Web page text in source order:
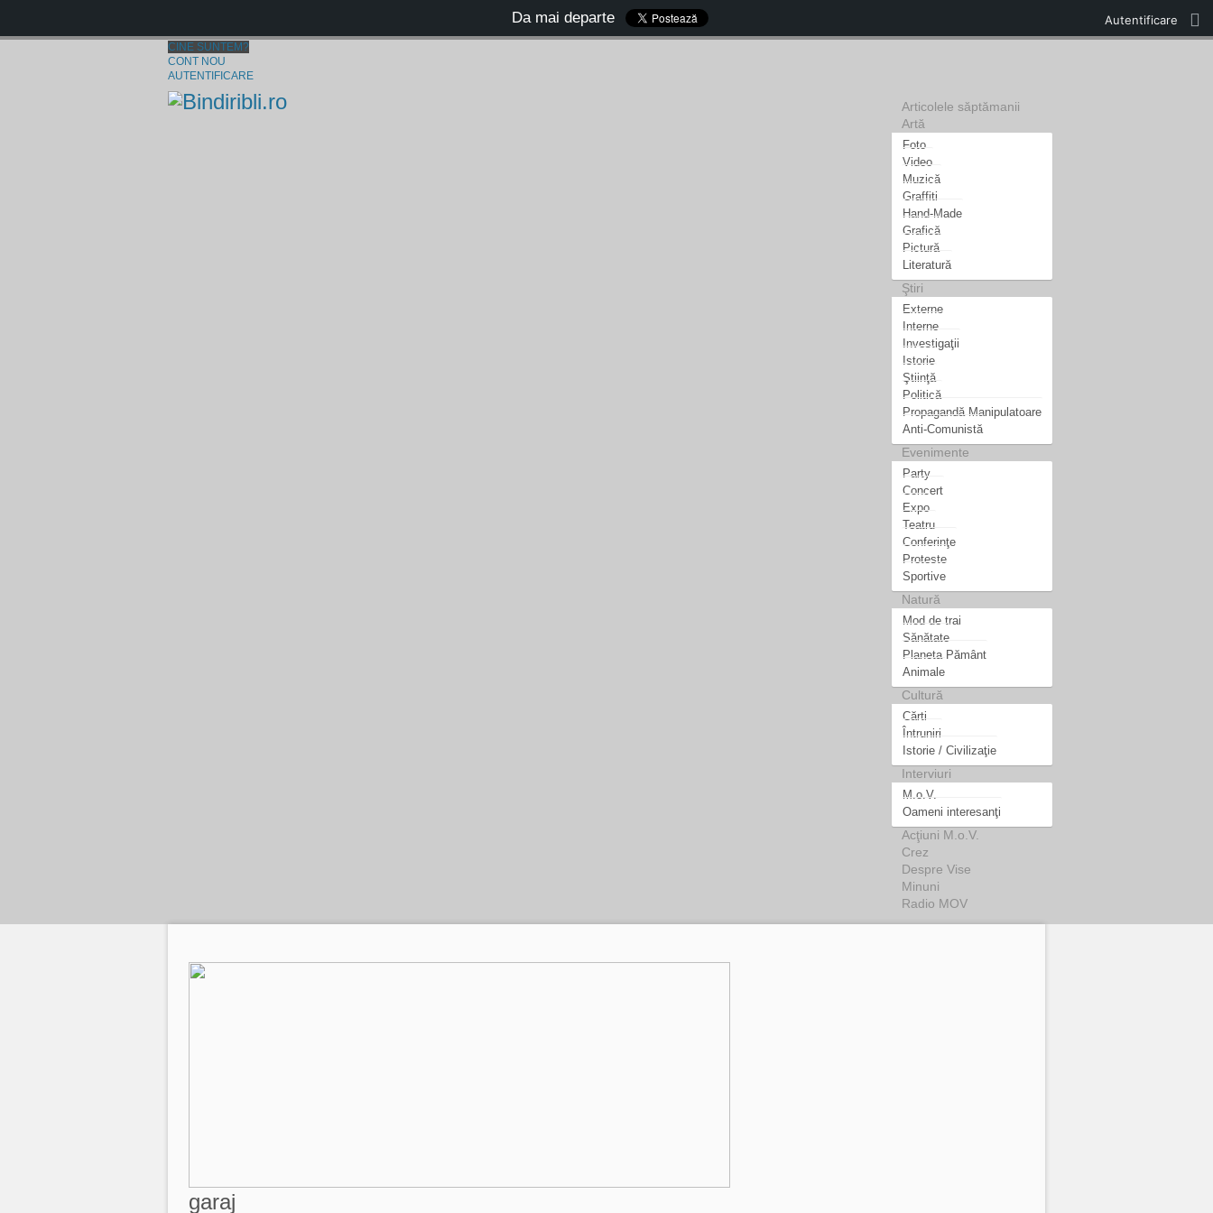
CINE SUNTEM?
CONT NOU
AUTENTIFICARE
Articolele săptămanii
Artă
Foto
Video
Muzică
Graffiti
Hand-Made
Grafică
Pictură
Literatură
Ştiri
Externe
Interne
Investigaţii
Istorie
Ştiinţă
Politică
Propagandă Manipulatoare
Anti-Comunistă
Evenimente
Party
Concert
Expo
Teatru
Conferinţe
Proteste
Sportive
Natură
Mod de trai
Sănătate
Planeta Pământ
Animale
Cultură
Cărti
Întruniri
Istorie / Civilizaţie
Interviuri
M.o.V.
Oameni interesanţi
Acţiuni M.o.V.
Crez
Despre Vise
Minuni
Radio MOV
garaj
Autentificare
Da mai departe